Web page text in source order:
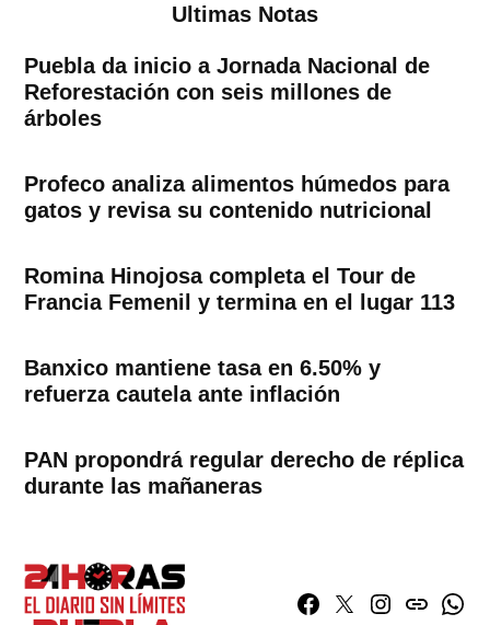
Ultimas Notas
Puebla da inicio a Jornada Nacional de
Reforestación con seis millones de
árboles
Profeco analiza alimentos húmedos para
gatos y revisa su contenido nutricional
Romina Hinojosa completa el Tour de
Francia Femenil y termina en el lugar 113
Banxico mantiene tasa en 6.50% y
refuerza cautela ante inflación
PAN propondrá regular derecho de réplica
durante las mañaneras
Facebook
TwitterInstagram
issuu